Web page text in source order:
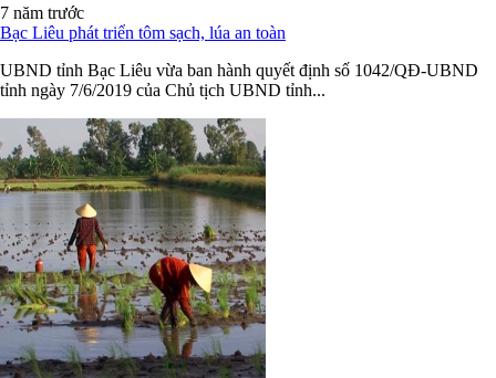
7 năm trước
Bạc Liêu phát triển tôm sạch, lúa an toàn
UBND tỉnh Bạc Liêu vừa ban hành quyết định số 1042/QĐ-UBND
tỉnh ngày 7/6/2019 của Chủ tịch UBND tỉnh...